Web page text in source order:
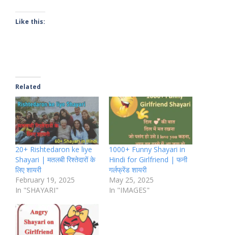
Like this:
Related
20+ Rishtedaron ke liye
Shayari | मतलबी रिश्तेदारों के
लिए शायरी
February 19, 2025
In "SHAYARI"
1000+ Funny Shayari in
Hindi for Girlfriend | फनी
गर्लफ्रेंड शायरी
May 25, 2025
In "IMAGES"